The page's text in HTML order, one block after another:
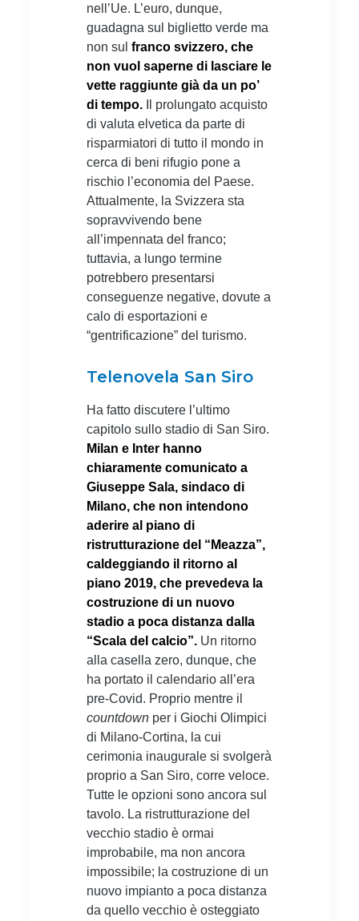
nell’Ue. L’euro, dunque,
guadagna sul biglietto verde ma
non sul franco svizzero, che
non vuol saperne di lasciare le
vette raggiunte già da un po’
di tempo.
Il prolungato acquisto
di valuta elvetica da parte di
risparmiatori di tutto il mondo in
cerca di beni rifugio pone a
rischio l’economia del Paese.
Attualmente, la Svizzera sta
sopravvivendo bene
all’impennata del franco;
tuttavia, a lungo termine
potrebbero presentarsi
conseguenze negative, dovute a
calo di esportazioni e
“gentrificazione” del turismo.
Telenovela San Siro
Ha fatto discutere l’ultimo
capitolo sullo stadio di San Siro.
Milan e Inter hanno
chiaramente comunicato a
Giuseppe Sala, sindaco di
Milano, che non intendono
aderire al piano di
ristrutturazione del “Meazza”,
caldeggiando il ritorno al
piano 2019, che prevedeva la
costruzione di un nuovo
stadio a poca distanza dalla
“Scala del calcio”. Un ritorno
alla casella zero, dunque, che
ha portato il calendario all’era
pre-Covid. Proprio mentre il
countdown per i Giochi Olimpici
di Milano-Cortina, la cui
cerimonia inaugurale si svolgerà
proprio a San Siro, corre veloce.
Tutte le opzioni sono ancora sul
tavolo. La ristrutturazione del
vecchio stadio è ormai
improbabile, ma non ancora
impossibile; la costruzione di un
nuovo impianto a poca distanza
da quello vecchio è osteggiato